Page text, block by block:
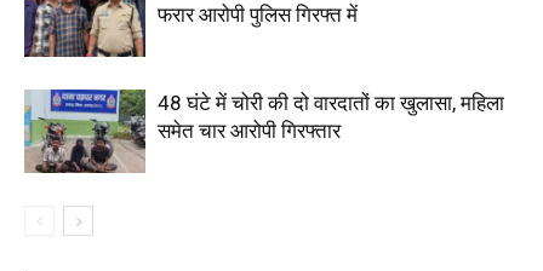
फरार आरोपी पुलिस गिरफ्त में
48 घंटे में चोरी की दो वारदातों का खुलासा, महिला
समेत चार आरोपी गिरफ्तार